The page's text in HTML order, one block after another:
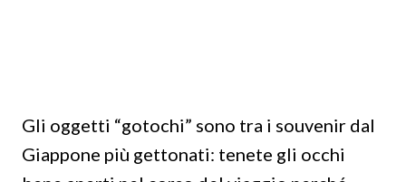
Gli oggetti “gotochi” sono tra i souvenir dal
Giappone più gettonati: tenete gli occhi